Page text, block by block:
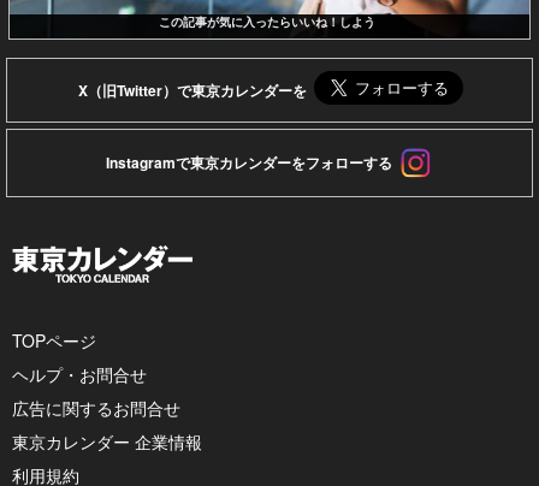
この記事が気に入ったらいいね！しよう
X（旧Twitter）で東京カレンダーを
Instagramで東京カレンダーをフォローする
TOPページ
ヘルプ・お問合せ
広告に関するお問合せ
東京カレンダー 企業情報
利用規約